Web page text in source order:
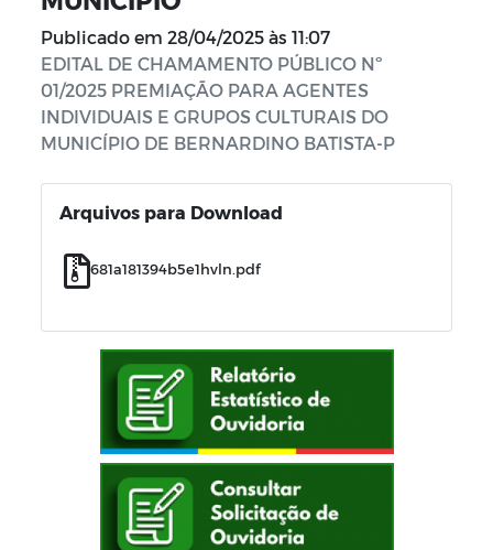
Publicado em 28/04/2025 às 11:07
EDITAL DE CHAMAMENTO PÚBLICO Nº
01/2025 PREMIAÇÃO PARA AGENTES
INDIVIDUAIS E GRUPOS CULTURAIS DO
MUNICÍPIO DE BERNARDINO BATISTA-P
Arquivos para Download
681a181394b5e1hvln.pdf